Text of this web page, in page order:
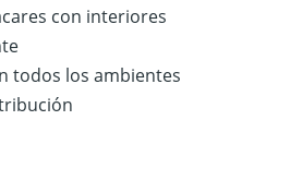
con interiores
todos los ambientes